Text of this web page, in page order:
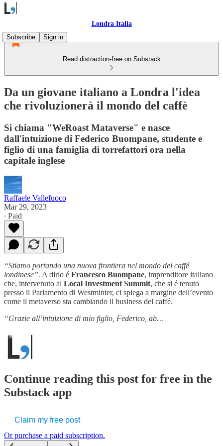
Londra Italia
Subscribe
Sign in
Read distraction-free on Substack
Da un giovane italiano a Londra l'idea
che rivoluzionerà il mondo del caffè
Si chiama "WeRoast Mataverse" e nasce
dall'intuizione di Federico Buompane, studente e
figlio di una famiglia di torrefattori ora nella
capitale inglese
Raffaele Vallefuoco
Mar 29, 2023
∙ Paid
“Stiamo portando una nuova frontiera nel mondo del caffé
londinese”. A dirlo é Francesco Buompane, imprenditore italiano
che, intervenuto al Local Investment Summit, che si é tenuto
presso il Parlamento di Westminter, ci spiega a margine dell’evento
come il metaverso sta cambiando il business del caffé.
“Grazie all’intuizione di mio figlio, Federico, ab…
Continue reading this post for free in the
Substack app
Claim my free post
Or purchase a paid subscription.